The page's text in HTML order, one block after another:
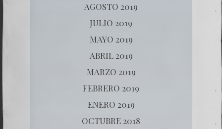
AGOSTO 2019
JULIO 2019
MAYO 2019
ABRIL 2019
MARZO 2019
FEBRERO 2019
ENERO 2019
OCTUBRE 2018